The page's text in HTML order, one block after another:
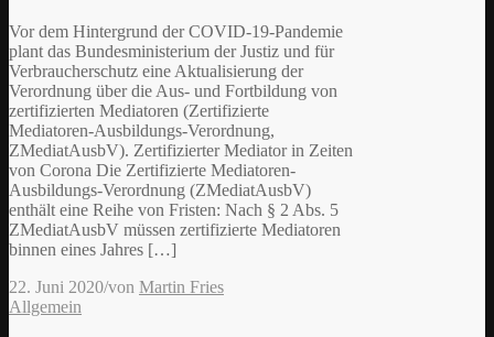
Vor dem Hintergrund der COVID-19-Pandemie
plant das Bundesministerium der Justiz und für
Verbraucherschutz eine Aktualisierung der
Verordnung über die Aus- und Fortbildung von
zertifizierten Mediatoren (Zertifizierte
Mediatoren-Ausbildungs-Verordnung,
ZMediatAusbV). Zertifizierter Mediator in Zeiten
von Corona Die Zertifizierte Mediatoren-
Ausbildungs-Verordnung (ZMediatAusbV)
enthält eine Reihe von Fristen: Nach § 2 Abs. 5
ZMediatAusbV müssen zertifizierte Mediatoren
binnen eines Jahres […]
22. Juni 2020/von Martin Fries
Allgemein